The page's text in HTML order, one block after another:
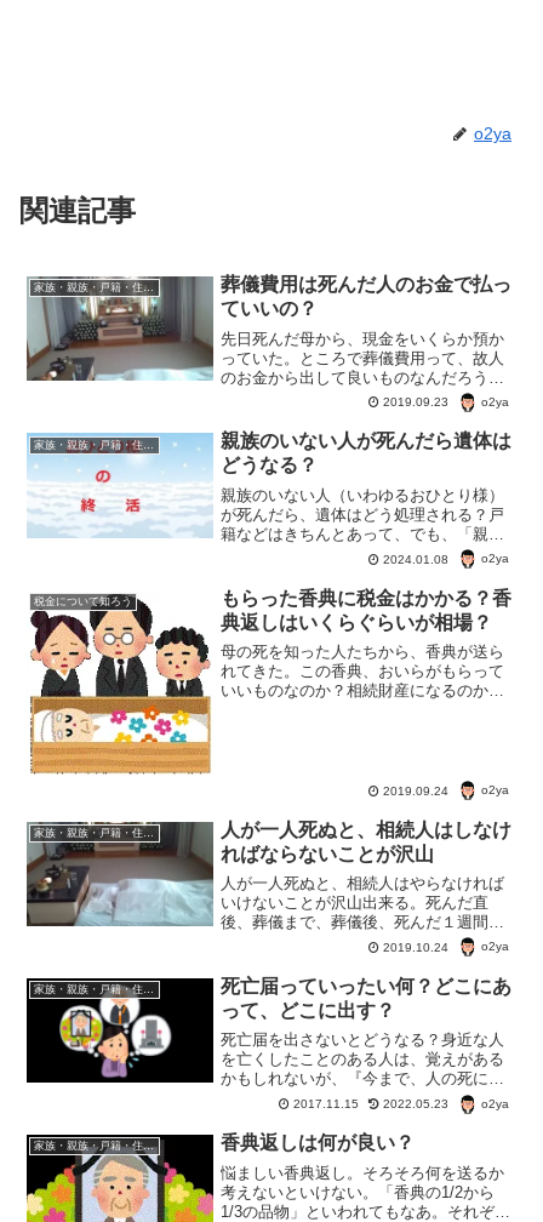
o2ya
関連記事
家族・親族・戸籍・住民票・老後のお金・遺産・相続
葬儀費用は死んだ人のお金で払っ
ていいの？
先日死んだ母から、現金をいくらか預か
っていた。ところで葬儀費用って、故人
のお金から出して良いものなんだろう
か？高齢の親からお金を預かっていると
いう人多いんじゃないだろうか？一体、
どこまで、葬儀代として、死んだ親のお
金を使っていいのだろうか？
2019.09.23 o2ya
親族のいない人が死んだら遺体は
どうなる？
親族のいない人（いわゆるおひとり様）
が死んだら、遺体はどう処理される？戸
籍などはきちんとあって、でも、「親族
がいない・いるのかどうかわからない」
という人が死んだら？自分がこのパター
ンになる可能性は高いので、気になると
ころ。
2024.01.08 o2ya
税金について知ろう
もらった香典に税金はかかる？香
典返しはいくらぐらいが相場？
母の死を知った人たちから、香典が送ら
れてきた。この香典、おいらがもらって
いいものなのか？相続財産になるのか
2019.09.24 o2ya
人が一人死ぬと、相続人はしなけ
ればならないことが沢山
人が一人死ぬと、相続人はやらなければ
いけないことが沢山出来る。死んだ直
後、葬儀まで、葬儀後、死んだ１週間後
からとタイムスケジュールに沿って、や
らなければならないことが盛りだくさ
ん。とにかく、忙しい。正直、こんなに
大変だとは、思わなかった。
2019.10.24 o2ya
家族・親族・戸籍・住民票・老後のお金・遺産・相続
死亡届っていったい何？どこにあ
って、どこに出す？
死亡届を出さないとどうなる？身近な人
を亡くしたことのある人は、覚えがある
かもしれないが、『今まで、人の死に目
に合ったことがない』って人も今の世の
中多いかも。いざというときに困らない
ように、ちょっと『死後の手続き』につ
いてお勉強してみよう。
2017.11.15 2022.05.23 o2ya
家族・親族・戸籍・住民票・老後のお金・遺産・相続 香典返しは何が良い？
悩ましい香典返し。そろそろ何を送るか
考えないといけない。「香典の1/2から
1/3の品物」といわれてもなあ。それぞ